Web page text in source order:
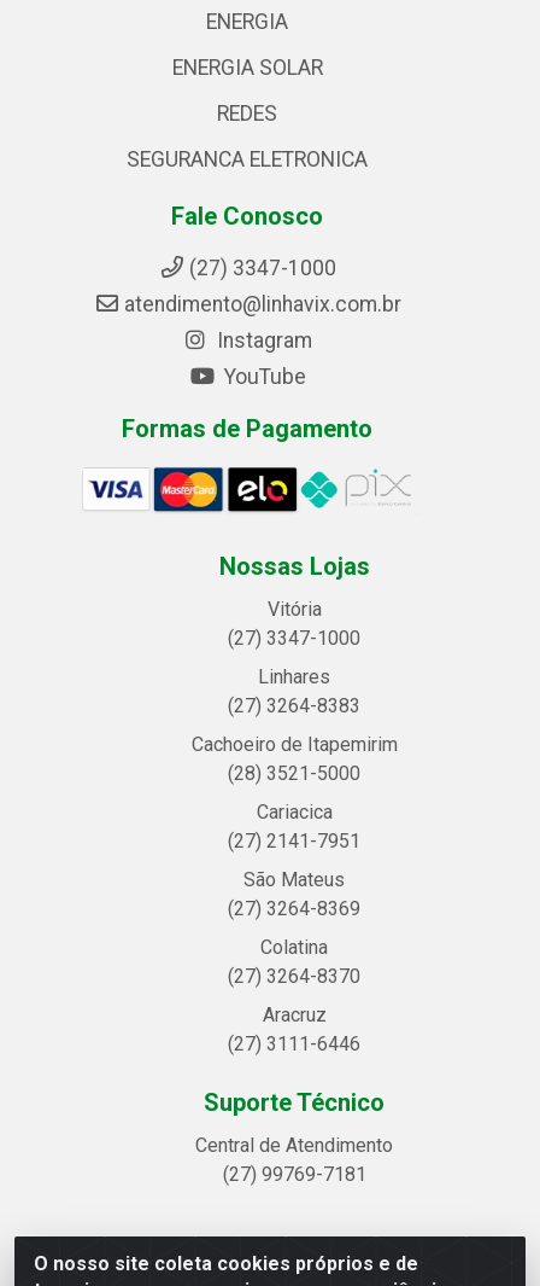
O nosso site coleta cookies próprios e de
ENERGIA
ENERGIA SOLAR
REDES
SEGURANCA ELETRONICA
Fale Conosco
(27) 3347-1000
atendimento@linhavix.com.br
Instagram
YouTube
Formas de Pagamento
Nossas Lojas
Vitória
(27) 3347-1000
Linhares
(27) 3264-8383
Cachoeiro de Itapemirim
(28) 3521-5000
Cariacica
(27) 2141-7951
São Mateus
(27) 3264-8369
Colatina
(27) 3264-8370
Aracruz
(27) 3111-6446
Suporte Técnico
Central de Atendimento
(27) 99769-7181
Linhavix Distribuidora LTDA - Avenida Alegre, 2521 -